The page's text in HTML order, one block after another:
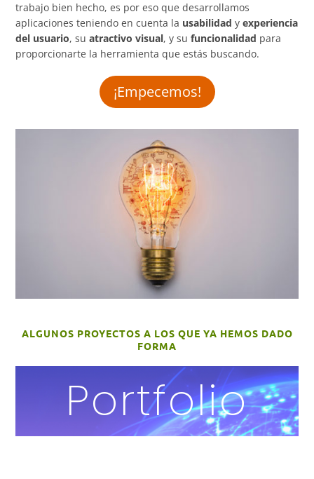
trabajo bien hecho, es por eso que desarrollamos
aplicaciones teniendo en cuenta la usabilidad yexperiencia
del usuario, su atractivo visual, y sufuncionalidad para
proporcionarte la herramienta que estás buscando.
¡Empecemos!
ALGUNOS PROYECTOS A LOS QUE YA HEMOS DADO
FORMA
Portfolio